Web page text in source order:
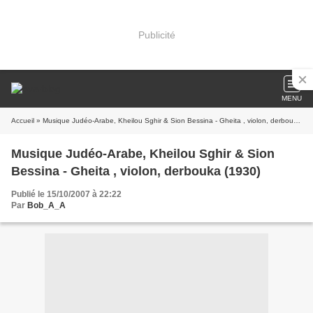
Publicité
MENU
Accueil » Musique Judéo-Arabe, Kheilou Sghir & Sion Bessina - Gheita , violon, derbouka (1930)
Musique Judéo-Arabe, Kheilou Sghir & Sion
Bessina - Gheita , violon, derbouka (1930)
Publié le 15/10/2007 à 22:22
Par Bob_A_A